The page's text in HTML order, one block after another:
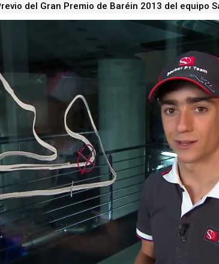
del Gran Premio de Baréin 2013 del equipo